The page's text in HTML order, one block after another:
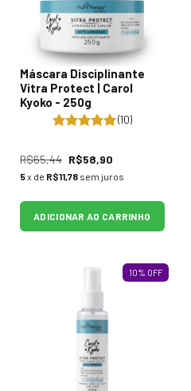
Máscara Disciplinante
Vitra Protect | Carol
Kyoko - 250g
(10)
R$65,44 R$58,90
5x de R$11,78 sem juros
ADICIONAR AO CARRINHO
10% OFF